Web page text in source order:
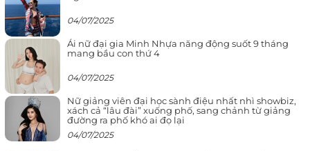
04/07/2025
Ái nữ đại gia Minh Nhựa năng động suốt 9 tháng
mang bầu con thứ 4
04/07/2025
Nữ giảng viên đại học sành điệu nhất nhì showbiz,
xách cả “lâu đài” xuống phố, sang chảnh từ giảng
đường ra phố khó ai đọ lại
04/07/2025